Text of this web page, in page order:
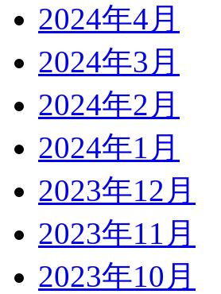
2024年4月
2024年3月
2024年2月
2024年1月
2023年12月
2023年11月
2023年10月